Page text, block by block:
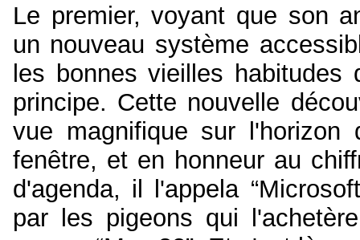
Le premier, voyant que son
un nouveau système
les bonnes vieilles
principe. Cette nouvelle
vue magnifique sur
fenêtre, et en honneur au
d'agenda, il l'appela
par les pigeons qui